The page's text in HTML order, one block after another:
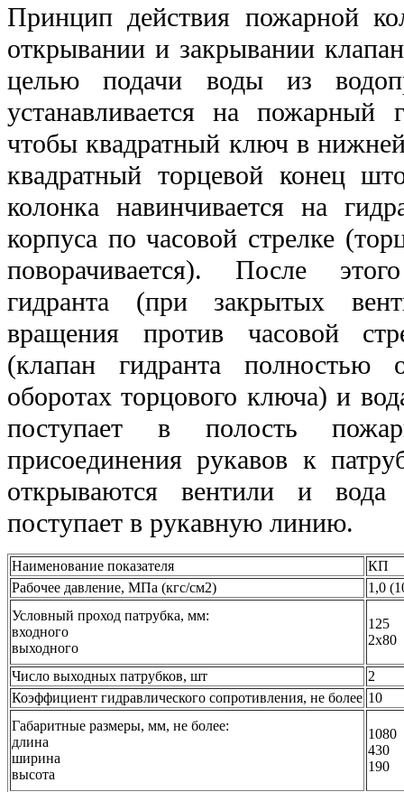
Принцип действия пожарной
открывании и закрывании
целью подачи воды из
устанавливается на пожарный
чтобы квадратный ключ в
квадратный торцевой конец
колонка навинчивается на
корпуса по часовой стрелке
поворачивается). После
гидранта (при закрытых
вращения против часовой
(клапан гидранта полностью
оборотах торцового ключа) и
поступает в полость
присоединения рукавов к
открываются вентили и
поступает в рукавную линию.
Наименование показателя
КП
Рабочее давление, МПа (кгс/см2)
1,0
Условный проход патрубка, мм:
входного
выходного
125
2x80
Число выходных патрубков, шт
2
Коэффициент гидравлического сопротивления, не более 10
Габаритные размеры, мм, не более:
длина
ширина
высота
1080
430
190